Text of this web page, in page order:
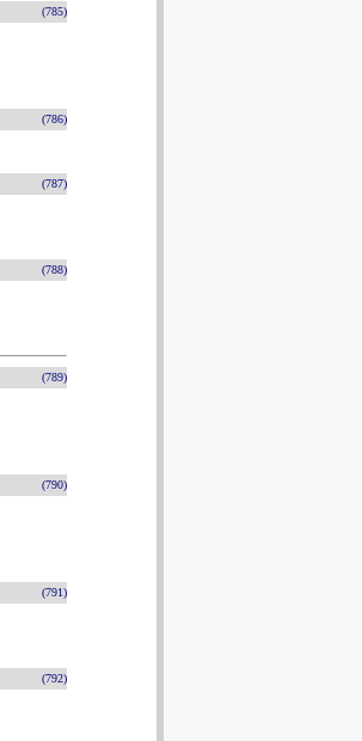
(785)
(786)
(787)
(788)
(789)
(790)
(791)
(792)